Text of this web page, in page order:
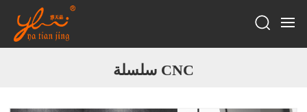
سلسلة CNC